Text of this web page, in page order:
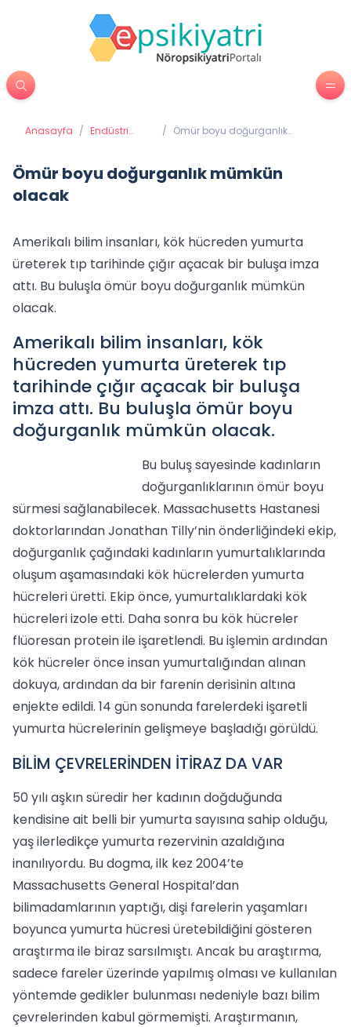
Anasayfa / Endüstri
/ Ömür boyu doğurganlık
Ömür boyu doğurganlık mümkün
olacak
Amerikalı bilim insanları, kök hücreden yumurta
üreterek tıp tarihinde çığır açacak bir buluşa imza
attı. Bu buluşla ömür boyu doğurganlık mümkün
olacak.
Amerikalı bilim insanları, kök
hücreden yumurta üreterek tıp
tarihinde çığır açacak bir buluşa
imza attı. Bu buluşla ömür boyu
doğurganlık mümkün olacak.
Bu buluş sayesinde kadınların
doğurganlıklarının ömür boyu
sürmesi sağlanabilecek. Massachusetts Hastanesi
doktorlarından Jonathan Tilly’nin önderliğindeki ekip,
doğurganlık çağındaki kadınların yumurtalıklarında
oluşum aşamasındaki kök hücrelerden yumurta
hücreleri üretti. Ekip önce, yumurtalıklardaki kök
hücreleri izole etti. Daha sonra bu kök hücreler
flüoresan protein ile işaretlendi. Bu işlemin ardından
kök hücreler önce insan yumurtalığından alınan
dokuya, ardından da bir farenin derisinin altına
enjekte edildi. 14 gün sonunda farelerdeki işaretli
yumurta hücrelerinin gelişmeye başladığı görüldü.
BİLİM ÇEVRELERİNDEN İTİRAZ DA VAR
50 yılı aşkın süredir her kadının doğduğunda
kendisine ait belli bir yumurta sayısına sahip olduğu,
yaş ilerledikçe yumurta rezervinin azaldığına
inanılıyordu. Bu dogma, ilk kez 2004’te
Massachusetts General Hospital’dan
bilimadamlarının yaptığı, dişi farelerin yaşamları
boyunca yumurta hücresi üretebildiğini gösteren
araştırma ile biraz sarsılmıştı. Ancak bu araştırma,
sadece fareler üzerinde yapılmış olması ve kullanılan
yöntemde gedikler bulunması nedeniyle bazı bilim
çevrelerinden kabul görmemişti. Araştırmanın,